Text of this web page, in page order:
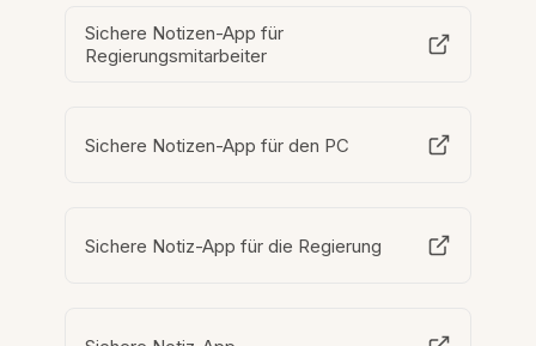
Sichere Notizen-App für
Regierungsmitarbeiter
Sichere Notizen-App für den PC
Sichere Notiz-App für die Regierung